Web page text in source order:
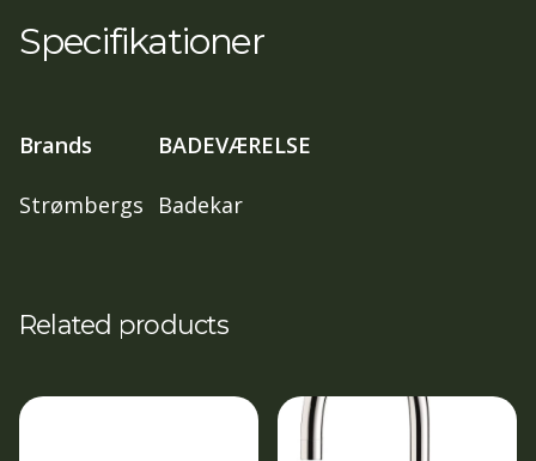
Specifikationer
Brands BADEVÆRELSE
Strømbergs Badekar
Related products